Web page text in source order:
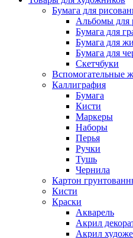
Бумага для
Альбомы для
Бумага для
Бумага для
Бумага для
Скетчбуки
Вспомогательные
Каллиграфия
Бумага
Кисти
Маркеры
Наборы
Перья
Ручки
Тушь
Чернила
Картон
Кисти
Краски
Акварель
Акрил
Акрил